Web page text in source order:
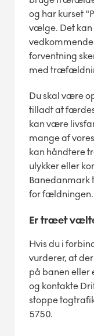
og har kurset
vælge. Det kan
vedkommende
forventning
med
Du skal være
tilladt at
kan være
mange af
kan håndtere
ulykker eller
Banedanmark
for fældningen.
Er træet
Hvis du i
vurderer, at
på banen eller
og kontakte
stoppe
5750.